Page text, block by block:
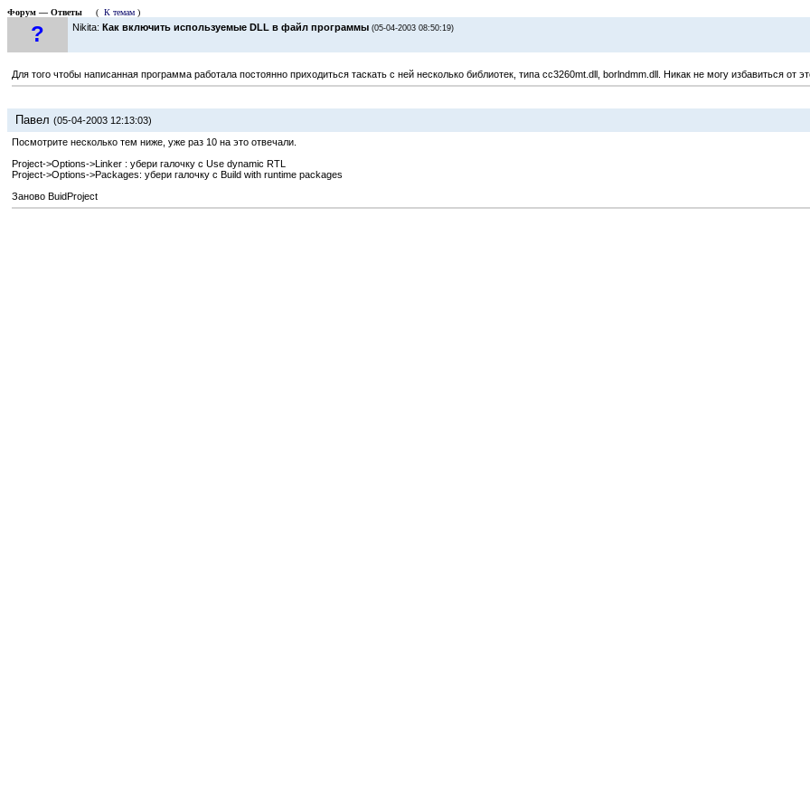
Форум — Ответы ( К темам )
? Nikita: Как включить используемые DLL в файл программы (05-04-2003 08:50:19)
Для того чтобы написанная программа работала постоянно приходиться таскать с ней несколько библиотек, типа cc3260mt.dll, borlndmm.dll. Никак не могу избавиться от
Павел (05-04-2003 12:13:03)
Посмотрите несколько тем ниже, уже раз 10 на это отвечали.
Project->Options->Linker : убери галочку с Use dynamic RTL
Project->Options->Packages: убери галочку с Build with runtime packages
Заново BuidProject